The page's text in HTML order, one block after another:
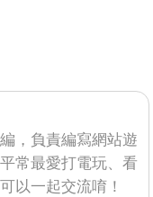
，負責編寫網站遊
常最愛打電玩、看
以一起交流唷！